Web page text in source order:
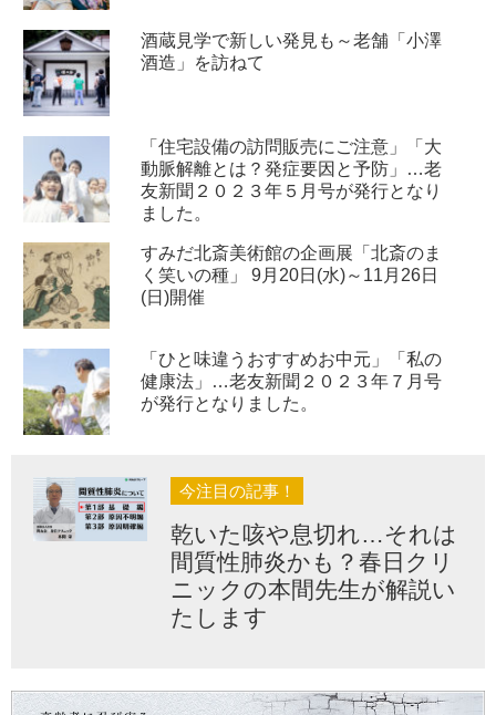
酒蔵見学で新しい発見も～老舗「小澤
酒造」を訪ねて
「住宅設備の訪問販売にご注意」「大
動脈解離とは？発症要因と予防」…老
友新聞２０２３年５月号が発行となり
ました。
すみだ北斎美術館の企画展「北斎のま
く笑いの種」 9月20日(水)～11月26日
(日)開催
「ひと味違うおすすめお中元」「私の
健康法」…老友新聞２０２３年７月号
が発行となりました。
今注目の記事！
乾いた咳や息切れ…それは
間質性肺炎かも？春日クリ
ニックの本間先生が解説い
たします